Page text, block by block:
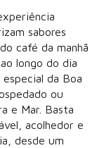
sabores
café da manhã
longo do dia
da Boa
ou
e Mar. Basta
acolhedor e
desde um